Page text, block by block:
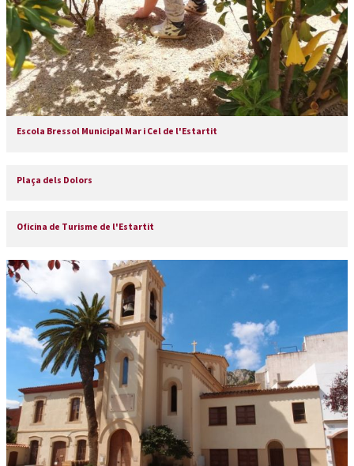
Escola Bressol Municipal Mar i Cel de l'Estartit
Plaça dels Dolors
Oficina de Turisme de l'Estartit